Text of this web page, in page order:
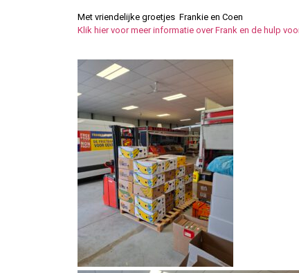
Met vriendelijke groetjes Frankie en Coen
Klik hier voor meer informatie over Frank en de hulp